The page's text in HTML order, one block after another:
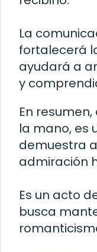
La
fortalecerá
ayudará a
y
En
la mano, es
demuestra
admiración
Es un acto
busca